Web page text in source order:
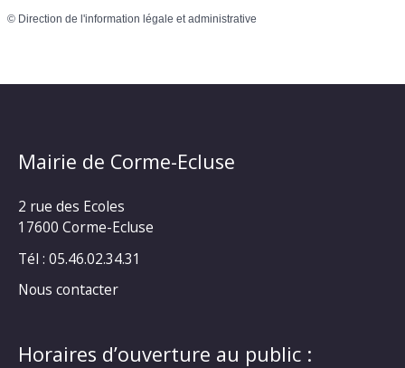
© Direction de l'information légale et administrative
Mairie de Corme-Ecluse
2 rue des Ecoles
17600 Corme-Ecluse
Tél : 05.46.02.34.31
Nous contacter
Horaires d’ouverture au public :